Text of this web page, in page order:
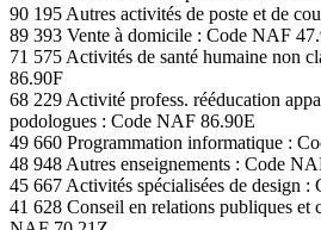
90 195 Autres activités de poste et de
89 393 Vente à domicile : Code NAF
71 575 Activités de santé humaine non
86.90F
68 229 Activité profess. rééducation
podologues : Code NAF 86.90E
49 660 Programmation informatique :
48 948 Autres enseignements : Code
45 667 Activités spécialisées de design
41 628 Conseil en relations publiques et